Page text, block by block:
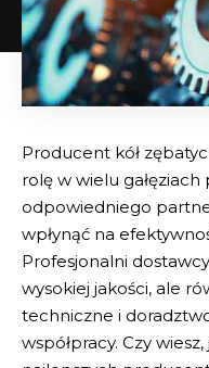
Producent kół
rolę w wielu
odpowiedniego
wpłynąć na
Profesjonalni
wysokiej jakości, ale
techniczne i
współpracy. Czy